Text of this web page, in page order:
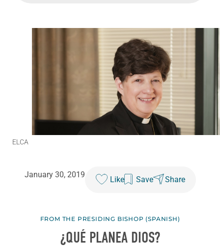
ELCA
January 30, 2019
Like Save Share
FROM THE PRESIDING BISHOP (SPANISH)
¿QUÉ PLANEA DIOS?